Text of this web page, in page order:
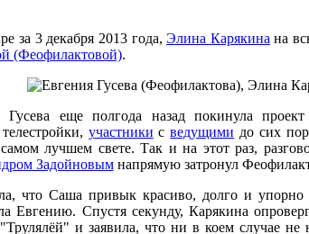
за 3 декабря 2013 года,Элина Карякина на
(Феофилактовой).
еще полгода назад покинула
участники сведущими до сих
лучшем свете. Так и на этот раз,
Задойновымнапрямую затронул
что Саша привык красиво, долго и упорно
Евгению. Спустя секунду, Карякина
и заявила, что ни в коем случае